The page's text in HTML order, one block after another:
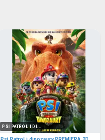
PSI PATROL I DI...